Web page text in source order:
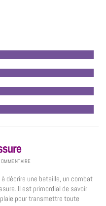
décrire une bataille, un combat
Il est primordial de savoir
pour transmettre toute